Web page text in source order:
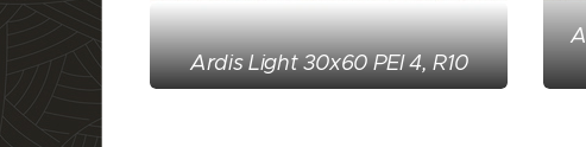
Ardis Light 30x60 PEI 4, R10